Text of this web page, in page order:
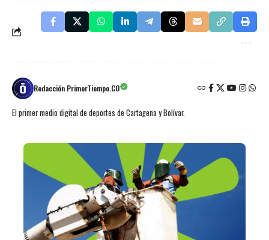
Redacción PrimerTiempo.CO
El primer medio digital de deportes de Cartagena y Bolívar.